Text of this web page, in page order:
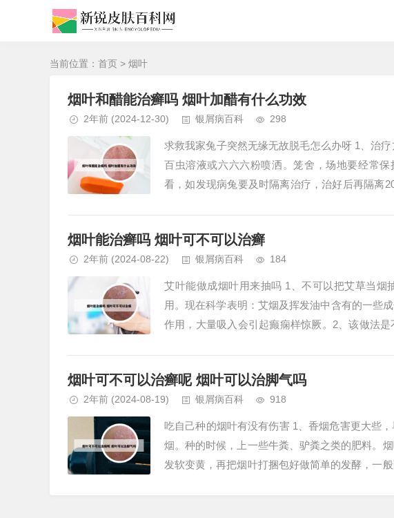
当前位置： 首页 > 烟叶
烟叶和醋能治癣吗 烟叶加醋有什么功效
2年前 (2024-12-30) 银屑病百科 298
求救我家兔子突然无缘无故脱毛怎么办呀 1、治
百虫溶液或六六六粉喷洒。笼舍，场地要经常
看，如发现病兔要及时隔离治疗，治好后再隔离
烟叶能治癣吗 烟叶可不可以治癣
2年前 (2024-08-22) 银屑病百科 184
艾叶能做成烟叶用来抽吗 1、不可以把艾草当
用。现在科学表明：艾烟及挥发油中含有的一些
作用，大量吸入会引起癫痫样惊厥。2、该做法
烟叶可不可以治癣呢 烟叶可以治脚气吗
2年前 (2024-08-19) 银屑病百科 918
吃自己种的烟叶有没有伤害 1、香烟危害更大些
烟。种的时候，上一些牛粪、驴粪之类的肥料。
发软变黄，再把烟叶打捆包好做简单的发酵，一